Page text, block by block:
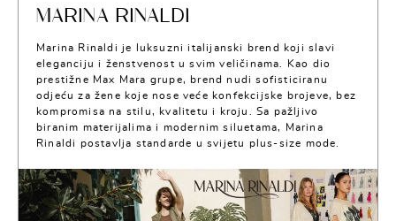
MARINA RINALDI
Marina Rinaldi je luksuzni italijanski brend koji slavi
eleganciju i ženstvenost u svim veličinama. Kao dio
prestižne Max Mara grupe, brend nudi sofisticiranu
odjeću za žene koje nose veće konfekcijske brojeve, bez
kompromisa na stilu, kvalitetu i kroju. Sa pažljivo
biranim materijalima i modernim siluetama, Marina
Rinaldi postavlja standarde u svijetu plus-size mode.